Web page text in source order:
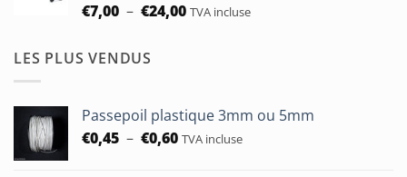
€24,00
€7,00 – €24,00Plage
€24,00
TVA incluse
LES PLUS VENDUS
Passepoil plastique 3mm ou 5mm
€0,45 – €0,60Plage
TVA incluse